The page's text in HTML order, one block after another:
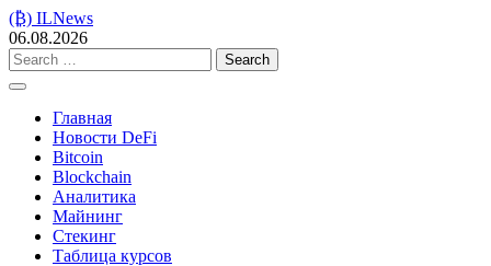
Skip
to
content
(₿) ILNews
06.08.2026
Search
for:
Главная
Новости DeFi
Bitcoin
Blockchain
Аналитика
Майнинг
Стекинг
Таблица курсов